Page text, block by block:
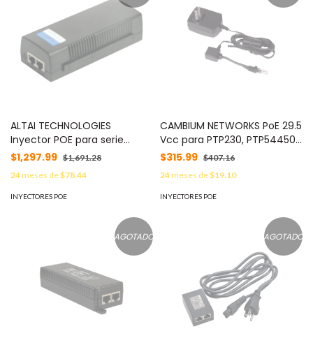
ALTAI TECHNOLOGIES
Inyector POE para serie
A2/A2e/A2-Ei de Altai
Technologies Ltd MOD: SD-
PE-A2-00-00
$1,297.99 $1,691.28
24meses de$78.44
INYECTORES POE
CAMBIUM NETWORKS PoE 29.5
Vcc para PTP230, PTP54450,
PTP54450C, PMP430S,
PMP430SC y PMP450S. MOD:
ACPSSW-13B
$315.99 $407.16
24meses de$19.10
INYECTORES POE
AGOTADO AGOTADO